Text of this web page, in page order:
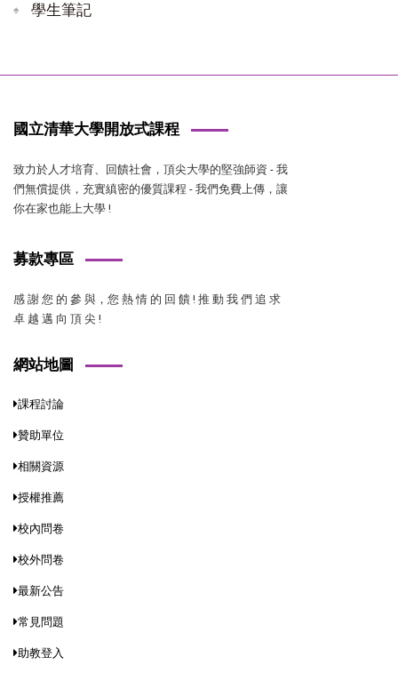
學生筆記
國立清華大學開放式課程
致力於人才培育、回饋社會，頂尖大學的堅強師資 - 我
們無償提供，充實縝密的優質課程 - 我們免費上傳，讓
你在家也能上大學 !
募款專區
感 謝 您 的 參 與，您 熱 情 的 回 饋 ! 推 動 我 們 追 求
卓 越 邁 向 頂 尖 !
網站地圖
課程討論
贊助單位
相關資源
授權推薦
校內問卷
校外問卷
最新公告
常見問題
助教登入